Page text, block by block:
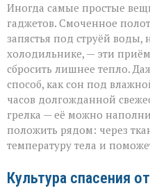
Иногда самые простые
гаджетов. Смоченное
запястья под струёй воды,
холодильнике, — эти
сбросить лишнее тепло.
способ, как сон под
часов долгожданной
грелка — её можно
положить рядом: через
температуру тела и
Культура спасения